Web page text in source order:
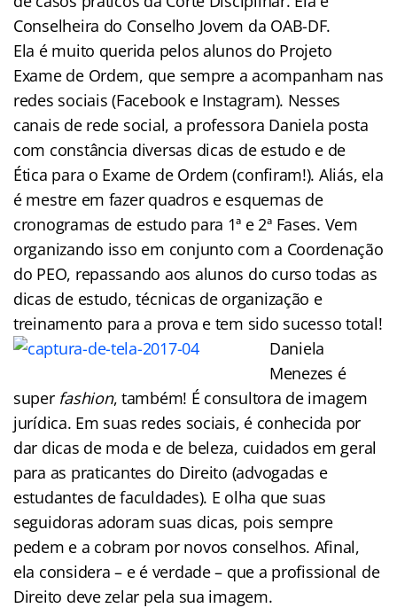
Conselheira do Conselho Jovem da OAB-DF.
Ela é muito querida pelos alunos do Projeto
Exame de Ordem, que sempre a acompanham nas
redes sociais (Facebook e Instagram). Nesses
canais de rede social, a professora Daniela posta
com constância diversas dicas de estudo e de
Ética para o Exame de Ordem (confiram!). Aliás, ela
é mestre em fazer quadros e esquemas de
cronogramas de estudo para 1ª e 2ª Fases. Vem
organizando isso em conjunto com a Coordenação
do PEO, repassando aos alunos do curso todas as
dicas de estudo, técnicas de organização e
treinamento para a prova e tem sido sucesso total!
Daniela
Menezes é
super fashion, também! É consultora de imagem
jurídica. Em suas redes sociais, é conhecida por
dar dicas de moda e de beleza, cuidados em geral
para as praticantes do Direito (advogadas e
estudantes de faculdades). E olha que suas
seguidoras adoram suas dicas, pois sempre
pedem e a cobram por novos conselhos. Afinal,
ela considera – e é verdade – que a profissional de
Direito deve zelar pela sua imagem.